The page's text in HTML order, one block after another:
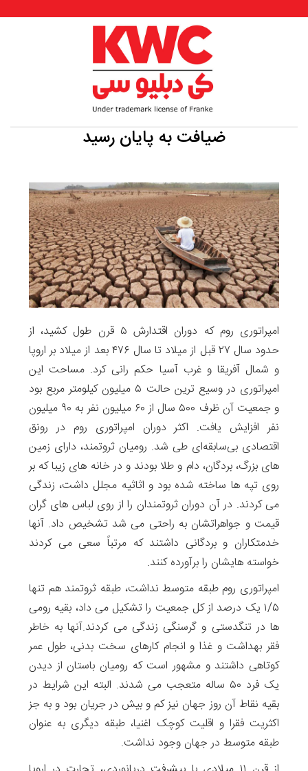
ضیافت به پایان رسید
امپراتوری روم که دوران اقتدارش ۵ قرن طول کشید، از
حدود سال ۲۷ قبل از میلاد تا سال ۴۷۶ بعد از میلاد بر اروپا
و شمال آفریقا و غرب آسیا حکم رانی کرد. مساحت این
امپراتوری در وسیع ترین حالت ۵ میلیون کیلومتر مربع بود
و جمعیت آن ظرف ۵۰۰ سال از ۶۰ میلیون نفر به ۹۰ میلیون
نفر افزایش یافت. اکثر دوران امپراتوری روم در رونق
اقتصادی بی‌سابقه‌ای طی شد. رومیان ثروتمند، دارای زمین
های بزرگ، بردگان، دام و طلا بودند و در خانه های زیبا که بر
روی تپه ها ساخته شده بود و اثاثیه مجلل داشت، زندگی
می کردند. در آن دوران ثروتمندان را از روی لباس های گران
قیمت و جواهراتشان به راحتی می شد تشخیص داد. آنها
خدمتکاران و بردگانی داشتند که مرتباً سعی می کردند
خواسته هایشان را برآورده کنند.
امپراتوری روم طبقه متوسط نداشت، طبقه ثروتمند هم تنها
۱/۵ یک درصد از کل جمعیت را تشکیل می داد، بقیه رومی
ها در تنگدستی و گرسنگی زندگی می کردند.آنها به خاطر
فقر بهداشت و غذا و انجام کارهای سخت بدنی، طول عمر
کوتاهی داشتند و مشهور است که رومیان باستان از دیدن
یک فرد ۵۰ ساله متعجب می شدند. البته این شرایط در
بقیه نقاط آن روز جهان نیز کم و بیش در جریان بود و به جز
اکثریت فقرا و اقلیت کوچک اغنیا، طبقه دیگری به عنوان
طبقه متوسط در جهان وجود نداشت.